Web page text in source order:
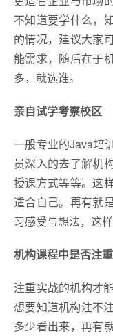
不知道要学什么，
的情况，建议大家
能需求，随后在于
多，就选谁。
亲自试学考察校区
一般专业的Java培
员深入的去了解机
授课方式等等。这
适合自己。再有就
习感受与想法，这
机构课程中是否注
注重实战的机构才
想要知道机构注不
多少看出来，再有